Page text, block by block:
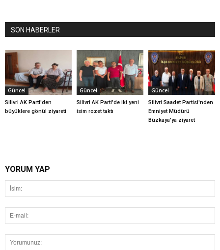
SON HABERLER
Güncel
Silivri AK Parti'den
büyüklere gönül ziyareti
Güncel
Silivri AK Parti'de iki yeni
isim rozet taktı
Güncel
Silivri Saadet Partisi'nden
Emniyet Müdürü
Büzkaya'ya ziyaret
YORUM YAP